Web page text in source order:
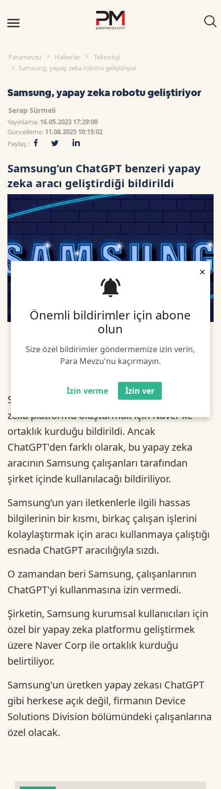
Önemli bildirimler için abone
olun
Size özel bildirimler göndermemize izin verin,
Para Mevzu'nu kaçırmayın.
İzin verme İzin ver
×
Paramevzu Haberler
Teknoloji
Samsung, yapay zeka robotu geliştiriyor
Samsung, yapay zeka robotu geliştiriyor
Serap Sürmeli
Yayınlama: 16.05.2023 17:29:00
Güncelleme: 11.08.2025 10:15:02
Paylaş :
Samsung’un ChatGPT benzeri yapay
zeka aracı geliştirdiği bildirildi
Samsung'un ChatGPT'ye benzer bir yapay
zeka platformu oluşturmak için Naver ile
ortaklık kurduğu bildirildi. Ancak
ChatGPT'den farklı olarak, bu yapay zeka
aracının Samsung çalışanları tarafından
şirket içinde kullanılacağı bildiriliyor.
Samsung’un yarı iletkenlerle ilgili hassas
bilgilerinin bir kısmı, birkaç çalışan işlerini
kolaylaştırmak için aracı kullanmaya çalıştığı
esnada ChatGPT aracılığıyla sızdı.
O zamandan beri Samsung, çalışanlarının
ChatGPT'yi kullanmasına izin vermedi.
Şirketin, Samsung kurumsal kullanıcıları için
özel bir yapay zeka platformu geliştirmek
üzere Naver Corp ile ortaklık kurduğu
belirtiliyor.
Samsung'un üretken yapay zekası ChatGPT
gibi herkese açık değil, firmanın Device
Solutions Division bölümündeki çalışanlarına
özel olacak.